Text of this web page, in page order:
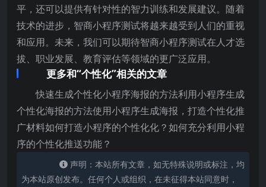
平，还可以提供有针对性的智力训练和发展建议。随着
技术的进步，智商小程序测试将越来越受到人们的重视
和应用。未来，我们可以期待智商小程序测试在人才选
拔、职业发展、教育评估等领域的更广泛应用。
更多和“个性化”相关的文章
快速生成个性化小程序海报的方法利用小程序生成
个性化海报的方法使用小程序生成海报，打造个性化推
广材料如何打造小程序的个性化化？如何充分利用小程
序的个性化推送功能？
声明：本站所有文章，如无特殊说明或标注，均
为本站原创发布。任何个人或组织，在未征得本站同意时，